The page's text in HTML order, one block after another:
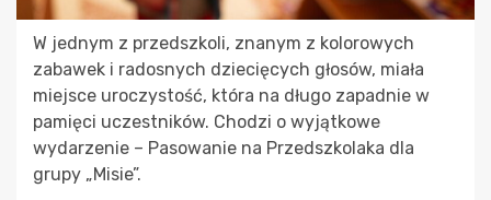
W jednym z przedszkoli, znanym z kolorowych
zabawek i radosnych dziecięcych głosów, miała
miejsce uroczystość, która na długo zapadnie w
pamięci uczestników. Chodzi o wyjątkowe
wydarzenie – Pasowanie na Przedszkolaka dla
grupy „Misie”.